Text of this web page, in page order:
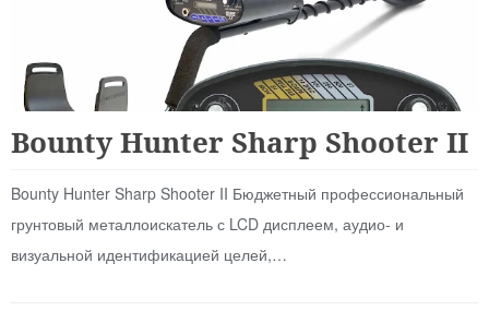
Bounty Hunter Sharp Shooter II
Bounty Hunter Sharp Shooter II Бюджетный профессиональный
грунтовый металлоискатель с LCD дисплеем, аудио- и
визуальной идентификацией целей,…